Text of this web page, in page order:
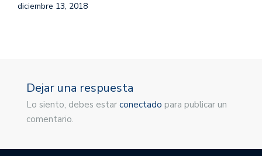
diciembre 13, 2018
Dejar una respuesta
Lo siento, debes estar conectado para publicar un
comentario.